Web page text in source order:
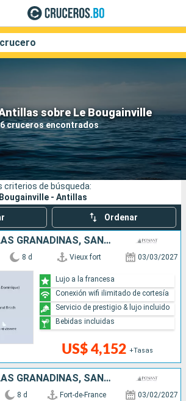
sobre Le Bougainville
6 cruceros encontrados
Compañías
Buscar
criterios de búsqueda:
- Antillas
Ordenar
SAN VINCENT Y LAS GRANADINAS, SANTA LUCIA, DOMINICA
8 d Vieux fort 03/03/2027
US$ 4,152 +Tasas
Lujo a la francesa
Conexión wifi ilimitado de cortesía
Servicio de prestigio & lujo incluido
Bebidas incluidas
SAN VINCENT Y LAS GRANADINAS, SANTA LUCIA
8 d Fort-de-France 03/02/2027